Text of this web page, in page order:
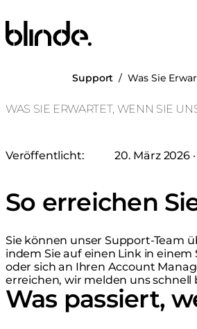
Blinde Design
Support /Was Sie
WAS SIE ERWARTET, WENN SIE
Veröffentlicht: 20. März 2026
So erreichen
Sie können unser Support-Team
indem Sie auf einen Link in
oder sich an Ihren Account
erreichen, wir melden uns
Was passiert,